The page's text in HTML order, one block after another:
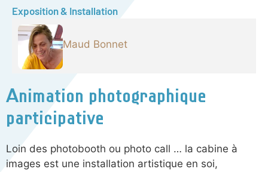
Exposition & Installation
Maud Bonnet
Animation photographique
participative
Loin des photobooth ou photo call … la cabine à
images est une installation artistique en soi,